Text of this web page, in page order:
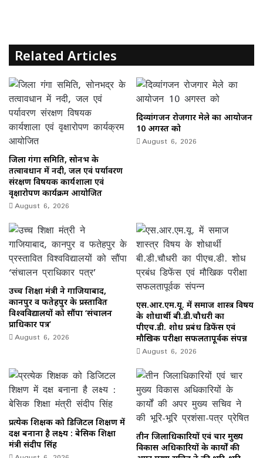
k
Related Articles
जिला गंगा समिति, सोनभद्र के
तत्वावधान में नदी, जल एवं पर्यावरण
संरक्षण विषयक कार्यशाला एवं
वृक्षारोपण कार्यक्रम आयोजित
August 6, 2026
दिव्यांगजन रोजगार मेले का आयोजन
10 अगस्त को
August 6, 2026
उच्च शिक्षा मंत्री ने गाजियाबाद,
कानपुर व फतेहपुर के प्रस्तावित
विश्वविद्यालयों को सौंपा ‘संचालन
प्राधिकार पत्र’
August 6, 2026
एस.आर.एम.यू. में समाज शास्त्र विषय
के शोधार्थी बी.डी.चौधरी का
पीएच.डी. शोध प्रबंध डिफेंस एवं
मौखिक परीक्षा सफलतापूर्वक संपन्न
August 6, 2026
प्रत्येक शिक्षक को डिजिटल शिक्षण में
दक्ष बनाना है लक्ष्य : बेसिक शिक्षा
मंत्री संदीप सिंह
तीन जिलाधिकारियों एवं चार मुख्य
विकास अधिकारियों के कार्यों की